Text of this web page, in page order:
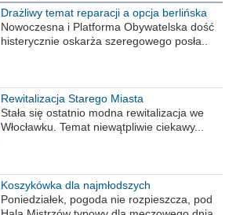
Drażliwy temat reparacji a opcja berlińska
Nowoczesna i Platforma Obywatelska dość
histerycznie oskarża szeregowego posła..
Rewitalizacja Starego Miasta
Stała się ostatnio modna rewitalizacja we
Włocławku. Temat niewątpliwie ciekawy...
Koszykówka dla najmłodszych
Poniedziałek, pogoda nie rozpieszcza, pod